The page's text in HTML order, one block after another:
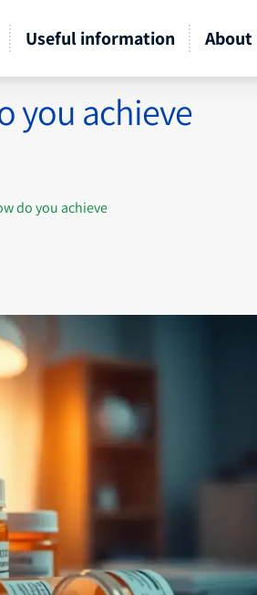
Useful information About
you achieve
do you achieve